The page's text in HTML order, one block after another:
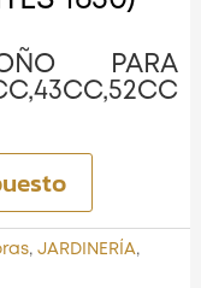
PARA
, JARDINERÍA,